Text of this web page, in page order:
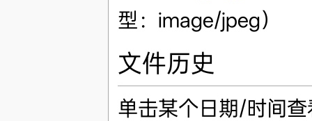
型：image/jpeg）
文件历史
单击某个日期/时间